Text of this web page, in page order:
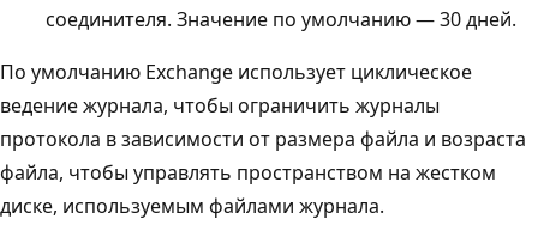
соединителя. Значение по умолчанию — 30 дней.
По умолчанию Exchange использует циклическое
ведение журнала, чтобы ограничить журналы
протокола в зависимости от размера файла и возраста
файла, чтобы управлять пространством на жестком
диске, используемым файлами журнала.